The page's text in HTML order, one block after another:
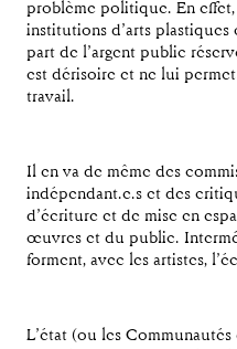
problème politique. En
institutions d’arts
part de l’argent public
est dérisoire et ne lui
travail.
Il en va de même des
indépendant.e.s et des
d’écriture et de mise en
œuvres et du public.
forment, avec les artistes,
L’état (ou les